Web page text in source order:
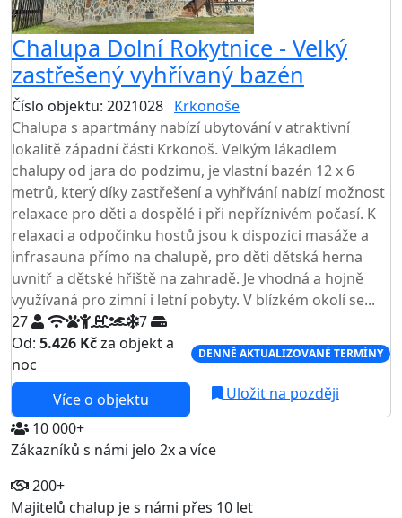
Chalupa Dolní Rokytnice - Velký
zastřešený vyhřívaný bazén
Číslo objektu: 2021028 Krkonoše
Chalupa s apartmány nabízí ubytování v atraktivní
lokalitě západní části Krkonoš. Velkým lákadlem
chalupy od jara do podzimu, je vlastní bazén 12 x 6
metrů, který díky zastřešení a vyhřívání nabízí možnost
relaxace pro děti a dospělé i při nepříznivém počasí. K
relaxaci a odpočinku hostů jsou k dispozici masáže a
infrasauna přímo na chalupě, pro děti dětská herna
uvnitř a dětské hřiště na zahradě. Je vhodná a hojně
využívaná pro zimní i letní pobyty. V blízkém okolí se...
27
7
Od: 5.426 Kčza objekt a
noc
DENNĚ AKTUALIZOVANÉ TERMÍNY
Více o objektu
Uložit na později
10 000+
Zákazníků s námi jelo 2x a více
200+
Majitelů chalup je s námi přes 10 let